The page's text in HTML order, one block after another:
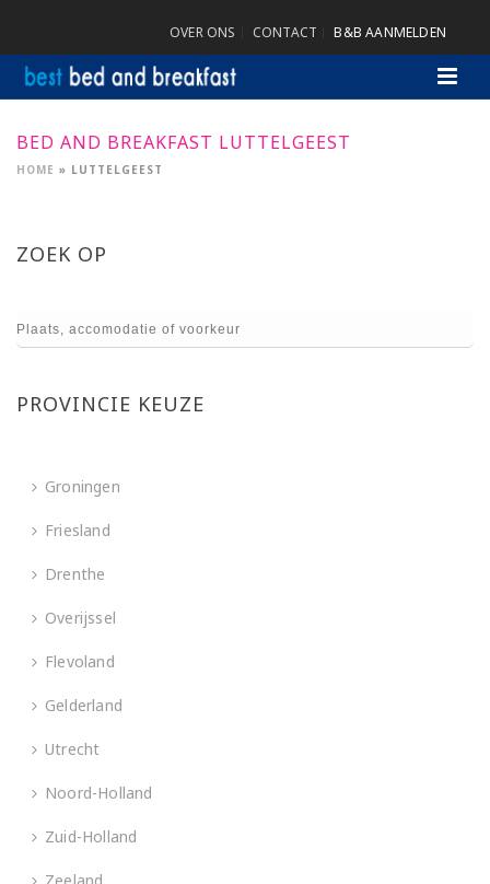
OVER ONS CONTACT B&B AANMELDEN
BED AND BREAKFAST LUTTELGEEST
HOME » LUTTELGEEST
ZOEK OP
PROVINCIE KEUZE
Groningen
Friesland
Drenthe
Overijssel
Flevoland
Gelderland
Utrecht
Noord-Holland
Zuid-Holland